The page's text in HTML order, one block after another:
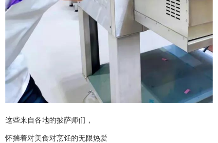
这些来自各地的披萨师们，
怀揣着对美食对烹饪的无限热爱